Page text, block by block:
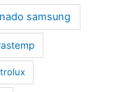
samsung